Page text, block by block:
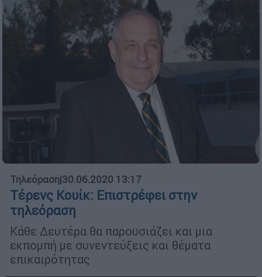
Τηλεόραση|30.06.2020 13:17
Τέρενς Κουίκ: Επιστρέφει στην
τηλεόραση
Κάθε Δευτέρα θα παρουσιάζει και μια
εκπομπή με συνεντεύξεις και θέματα
επικαιρότητας